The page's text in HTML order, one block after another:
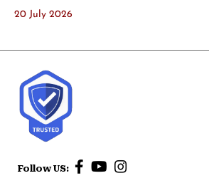
20 July 2026
Follow US: